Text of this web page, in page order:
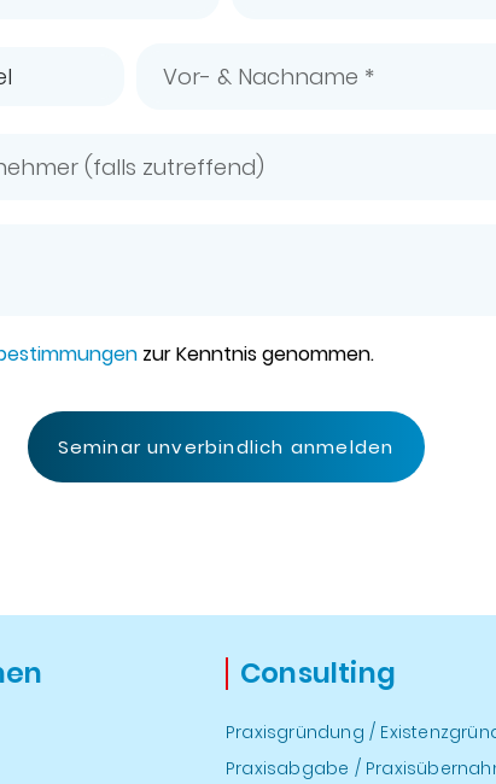
zur Kenntnis genommen.
Seminar unverbindlich anmelden
Consulting
Praxisgründung /
Praxisabgabe /